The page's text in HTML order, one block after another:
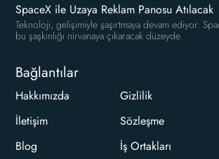
SpaceX ile Uzaya Reklam Panosu Atılacak
Teknoloji, gelişimiyle şaşırtmaya devam ediyor.
bu şaşkınlığı nirvanaya çıkaracak düzeyde.
Bağlantılar
Hakkımızda
İletişim
Blog
Gizlilik
Sözleşme
İş Ortakları